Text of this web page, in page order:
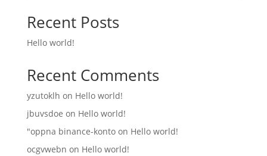
Recent Posts
Hello world!
Recent Comments
yzutoklh on Hello world!
jbuvsdoe on Hello world!
"oppna binance-kontoon Hello world!
ocgvwebn on Hello world!